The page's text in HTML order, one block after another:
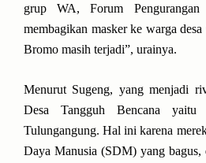
grup WA, Forum
membagikan masker ke warga
Bromo masih terjadi”, urainya.
Menurut Sugeng, yang menjadi
Desa Tangguh Bencana
Tulungangung. Hal ini karena
Daya Manusia (SDM) yang bagus,